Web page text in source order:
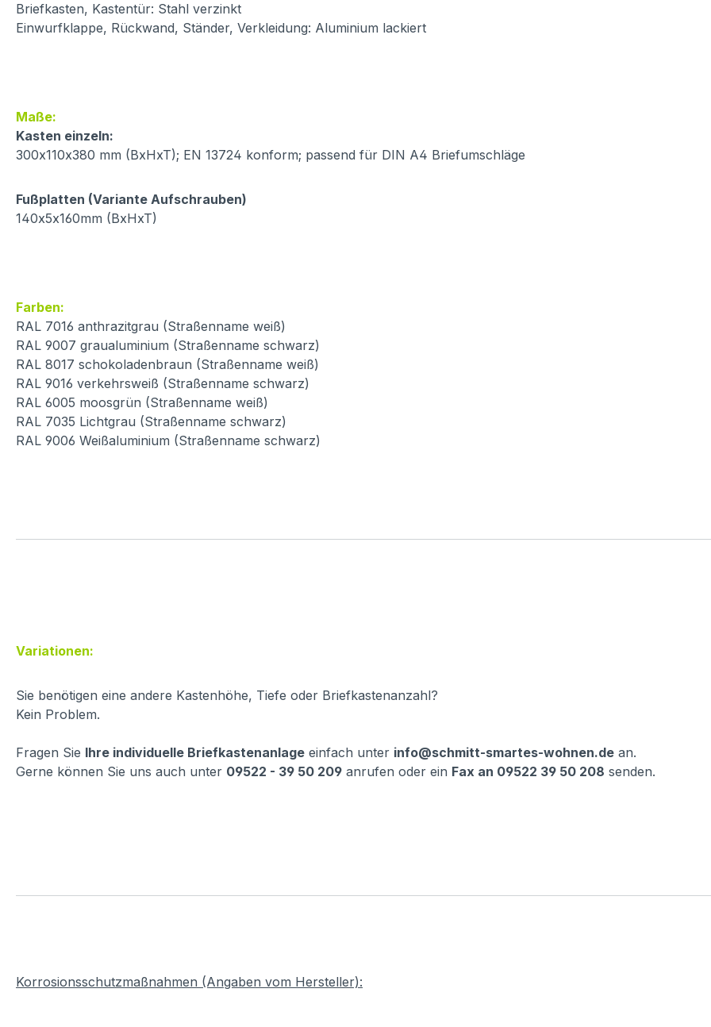
Briefkasten, Kastentür: Stahl verzinkt
Einwurfklappe, Rückwand, Ständer, Verkleidung: Aluminium lackiert
Maße:
Kasten einzeln:
300x110x380 mm (BxHxT); EN 13724 konform; passend für DIN A4 Briefumschläge
Fußplatten (Variante Aufschrauben)
140x5x160mm (BxHxT)
Farben:
RAL 7016 anthrazitgrau (Straßenname weiß)
RAL 9007 graualuminium (Straßenname schwarz)
RAL 8017 schokoladenbraun (Straßenname weiß)
RAL 9016 verkehrsweiß (Straßenname schwarz)
RAL 6005 moosgrün (Straßenname weiß)
RAL 7035 Lichtgrau (Straßenname schwarz)
RAL 9006 Weißaluminium (Straßenname schwarz)
Variationen:
Sie benötigen eine andere Kastenhöhe, Tiefe oder Briefkastenanzahl?
Kein Problem.
Fragen Sie Ihre individuelle Briefkastenanlage einfach unter info@schmitt-smartes-wohnen.de an.
Gerne können Sie uns auch unter 09522 - 39 50 209 anrufen oder ein Fax an 09522 39 50 208 senden.
Korrosionsschutzmaßnahmen (Angaben vom Hersteller):